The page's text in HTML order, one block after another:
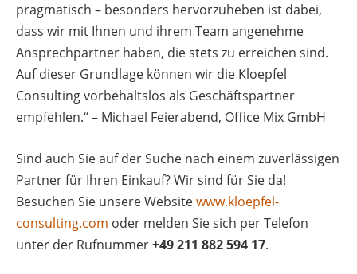
pragmatisch – besonders hervorzuheben ist dabei,
dass wir mit Ihnen und ihrem Team angenehme
Ansprechpartner haben, die stets zu erreichen sind.
Auf dieser Grundlage können wir die Kloepfel
Consulting vorbehaltslos als Geschäftspartner
empfehlen.“ – Michael Feierabend, Office Mix GmbH
Sind auch Sie auf der Suche nach einem zuverlässigen
Partner für Ihren Einkauf? Wir sind für Sie da!
Besuchen Sie unsere Websitewww.kloepfel-
consulting.com oder melden Sie sich per Telefon
unter der Rufnummer+49 211 882 594 17.